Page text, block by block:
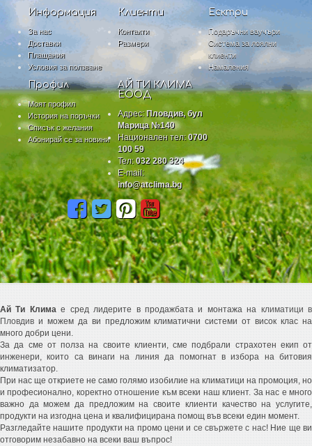
Информация
За нас
Доставки
Плащания
Условия за ползване
Клиенти
Контакти
Размери
Есктри
Подаръчни ваучъри
Система за лоялни
клиенти
Намаления
Профил
Моят профил
История на поръчки
Списък с желания
Абонирай се за новини
АЙ ТИ КЛИМА
ЕООД
Адрес: Пловдив, бул
Марица №140
Национален тел:0700
100 59
Тел:032 280 324
E-mail:
info@atclima.bg
Ай Ти Климае сред лидерите в продажбата и монтажа на климатици в
Пловдив и можем да ви предложим климатични системи от висок клас на
много добри цени.
За да сме от полза на своите клиенти, сме подбрали страхотен екип от
инженери, които са винаги на линия да помогнат в избора на битовия
климатизатор.
При нас ще откриете не само голямо изобилие на климатици на промоция, но
и професионално, коректно отношение към всеки наш клиент. За нас е много
важно да можем да предложим на своите клиенти качество на услугите,
продукти на изгодна цена и квалифицирана помощ във всеки един момент.
Разгледайте нашите продукти на промо цени и се свържете с нас! Ние ще ви
отговорим незабавно на всеки ваш въпрос!